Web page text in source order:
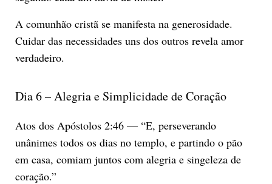
A comunhão cristã se manifesta na generosidade.
Cuidar das necessidades uns dos outros revela amor
verdadeiro.
Dia 6 – Alegria e Simplicidade de Coração
Atos dos Apóstolos 2:46 — “E, perseverando
unânimes todos os dias no templo, e partindo o pão
em casa, comiam juntos com alegria e singeleza de
coração.”